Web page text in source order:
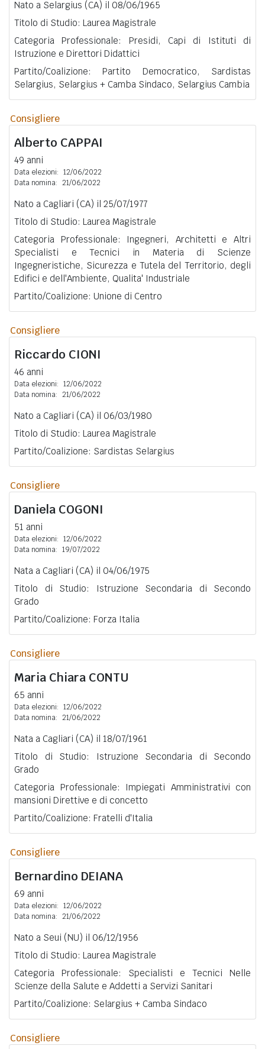
Nato a Selargius (CA) il 08/06/1965
Titolo di Studio: Laurea Magistrale
Categoria Professionale: Presidi, Capi di Istituti di
Istruzione e Direttori Didattici
Partito/Coalizione: Partito Democratico, Sardistas
Selargius, Selargius + Camba Sindaco, Selargius Cambia
Consigliere
Alberto CAPPAI
49 anni
Data elezioni: 12/06/2022
Data nomina: 21/06/2022
Nato a Cagliari (CA) il 25/07/1977
Titolo di Studio: Laurea Magistrale
Categoria Professionale: Ingegneri, Architetti e Altri
Specialisti e Tecnici in Materia di Scienze
Ingegneristiche, Sicurezza e Tutela del Territorio, degli
Edifici e dell'Ambiente, Qualita' Industriale
Partito/Coalizione: Unione di Centro
Consigliere
Riccardo CIONI
46 anni
Data elezioni: 12/06/2022
Data nomina: 21/06/2022
Nato a Cagliari (CA) il 06/03/1980
Titolo di Studio: Laurea Magistrale
Partito/Coalizione: Sardistas Selargius
Consigliere
Daniela COGONI
51 anni
Data elezioni: 12/06/2022
Data nomina: 19/07/2022
Nata a Cagliari (CA) il 04/06/1975
Titolo di Studio: Istruzione Secondaria di Secondo
Grado
Partito/Coalizione: Forza Italia
Consigliere
Maria Chiara CONTU
65 anni
Data elezioni: 12/06/2022
Data nomina: 21/06/2022
Nata a Cagliari (CA) il 18/07/1961
Titolo di Studio: Istruzione Secondaria di Secondo
Grado
Categoria Professionale: Impiegati Amministrativi con
mansioni Direttive e di concetto
Partito/Coalizione: Fratelli d'Italia
Consigliere
Bernardino DEIANA
69 anni
Data elezioni: 12/06/2022
Data nomina: 21/06/2022
Nato a Seui (NU) il 06/12/1956
Titolo di Studio: Laurea Magistrale
Categoria Professionale: Specialisti e Tecnici Nelle
Scienze della Salute e Addetti a Servizi Sanitari
Partito/Coalizione: Selargius + Camba Sindaco
Consigliere